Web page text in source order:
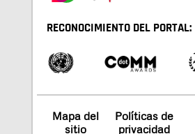
RECONOCIMIENTO DEL PORTAL:
Mapa del
sitio
Políticas de
privacidad